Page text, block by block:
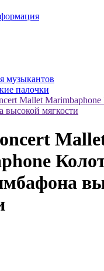
музыкантов
палочки
Mallet
высокой мягкости